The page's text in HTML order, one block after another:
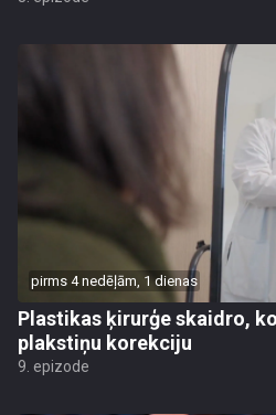
pirms 4 nedēļām, 1 dienas
Plastikas ķirurģe skaidro,
plakstiņu korekciju
9. epizode